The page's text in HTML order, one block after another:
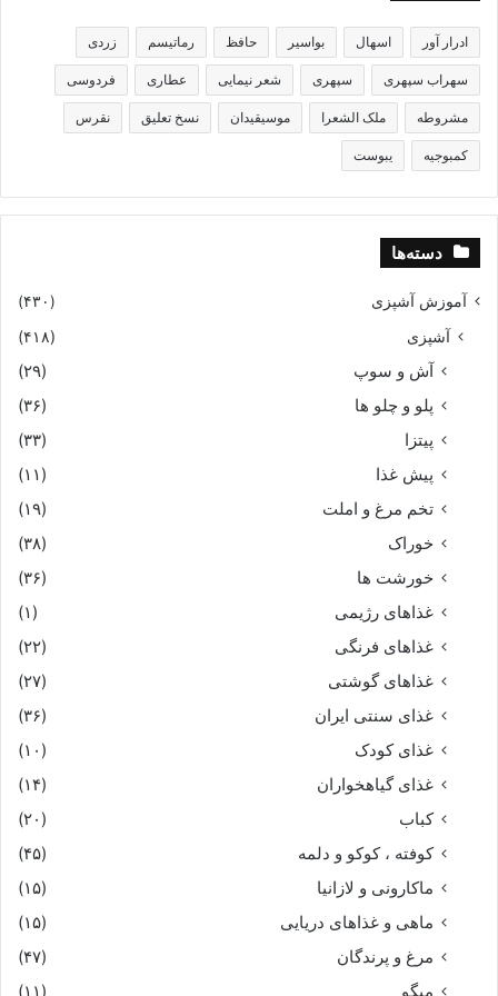
زمانى بخنجر زمانى بگرز
همى ریخت آهن ز بالاى برز
ازان زخم گوپال گیو دلیر
سران را همى شد سر از جنگ سیر
دل گیو خندان شد از زور خشم
که چون چشمه بودیش دریا بچشم‏
ازان پس گرفتندش اندر میان
چنان لشکرى همچو شیر ژیان‏
بپوشید دیدار خورشید و ماه‏
غمى شد دل شیر در نیستان
از یشان بیفگند بسیار گیو
ستوه آمدند آن سواران ز نیو
به نستیهن گرد کلباد گفت
که این کوه خاراست نه یال و سفت‏
همه خسته و بسته گشتند باز
بنزدیک پیران گردن فراز
ادرار آور اسهال بواسیر حافظ رماتیسم زردی
سهراب سپهری سپهری شعر نیمایی عطاری فردوسی
مشروطه ملک الشعرا موسیقیدان نسخ تعلیق نقرس
کمبوجیه یبوست
دسته‌ها
آموزش آشپزی (۴۳۰)
آشپزی (۴۱۸)
آش و سوپ
(۲۹)
پلو و چلو ها
(۳۶)
پیتزا
(۳۳)
پیش غذا
(۱۱)
تخم مرغ و املت
(۱۹)
خوراک
(۳۸)
خورشت ها
(۳۶)
غذاهای رژیمی
(۱)
غذاهای فرنگی
(۲۲)
غذاهای گوشتی
(۲۷)
غذای سنتی ایران
(۳۶)
غذای کودک
(۱۰)
غذای گیاهخواران
(۱۴)
کباب
(۲۰)
کوفته ، کوکو و دلمه
(۴۵)
ماکارونی و لازانیا
(۱۵)
ماهی و غذاهای دریایی
(۱۵)
مرغ و پرندگان
(۴۷)
میگو
(۱۱)